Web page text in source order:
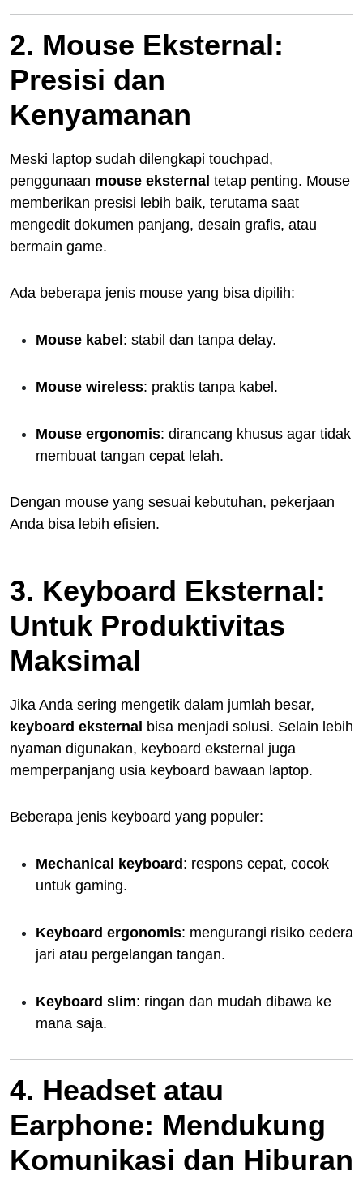
2. Mouse Eksternal:
Presisi dan
Kenyamanan
Meski laptop sudah dilengkapi touchpad,
penggunaan mouse eksternal tetap penting. Mouse
memberikan presisi lebih baik, terutama saat
mengedit dokumen panjang, desain grafis, atau
bermain game.
Ada beberapa jenis mouse yang bisa dipilih:
Mouse kabel: stabil dan tanpa delay.
Mouse wireless: praktis tanpa kabel.
Mouse ergonomis: dirancang khusus agar tidak
membuat tangan cepat lelah.
Dengan mouse yang sesuai kebutuhan, pekerjaan
Anda bisa lebih efisien.
3. Keyboard Eksternal:
Untuk Produktivitas
Maksimal
Jika Anda sering mengetik dalam jumlah besar,
keyboard eksternal bisa menjadi solusi. Selain lebih
nyaman digunakan, keyboard eksternal juga
memperpanjang usia keyboard bawaan laptop.
Beberapa jenis keyboard yang populer:
Mechanical keyboard: respons cepat, cocok
untuk gaming.
Keyboard ergonomis: mengurangi risiko cedera
jari atau pergelangan tangan.
Keyboard slim: ringan dan mudah dibawa ke
mana saja.
4. Headset atau
Earphone: Mendukung
Komunikasi dan Hiburan